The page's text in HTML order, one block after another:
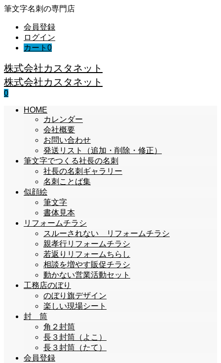
筆文字名刺の専門店
会員登録
ログイン
カート 0
株式会社カスタネット
株式会社カスタネット
0
HOME
カレンダー
会社概要
お問い合わせ
発送リスト（追加・削除・修正）
筆文字でつくる社長の名刺
社長の名刺ギャラリー
名刺ことば集
似顔絵
筆文字
書体見本
リフォームチラシ
スルーされない リフォームチラシ
親孝行リフォームチラシ
若返りリフォームちらし
相談を増やす販促チラシ
動かない営業活動セット
工務店のぼり
のぼり旗デザイン
楽しい現場シート
封 筒
角２封筒
長３封筒（よこ）
長３封筒（たて）
会員登録